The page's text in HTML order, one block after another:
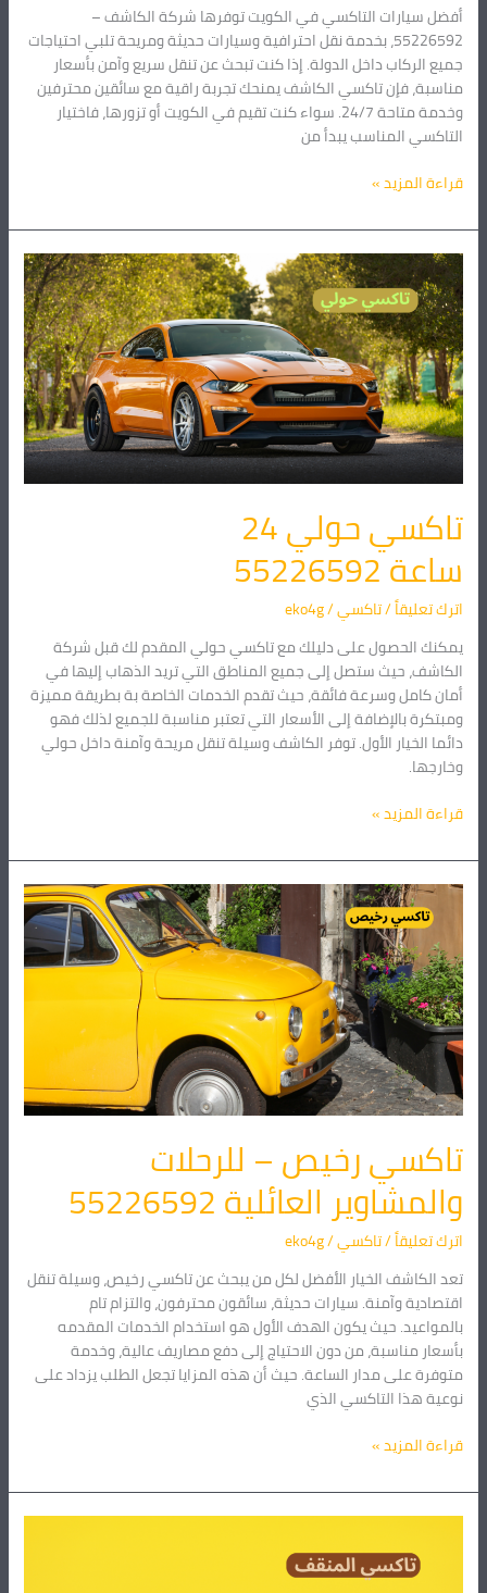
أفضل سيارات التاكسي في الكويت توفرها شركة الكاشف –
55226592، بخدمة نقل احترافية وسيارات حديثة ومريحة تلبي احتياجات
جميع الركاب داخل الدولة. إذا كنت تبحث عن تنقل سريع وآمن بأسعار
مناسبة، فإن تاكسي الكاشف يمنحك تجربة راقية مع سائقين محترفين
وخدمة متاحة 24/7. سواء كنت تقيم في الكويت أو تزورها، فاختيار
التاكسي المناسب يبدأ من
قراءة المزيد »
تاكسي حولي 24
ساعة 55226592
اترك تعليقاً/تاكسي/
eko4g
يمكنك الحصول على دليلك مع تاكسي حولي المقدم لك قبل شركة
الكاشف، حيث ستصل إلى جميع المناطق التي تريد الذهاب إليها في
أمان كامل وسرعة فائقة، حيث تقدم الخدمات الخاصة بة بطريقة مميزة
ومبتكرة بالإضافة إلى الأسعار التي تعتبر مناسبة للجميع لذلك فهو
دائما الخيار الأول. توفر الكاشف وسيلة تنقل مريحة وآمنة داخل حولي
وخارجها.
تاكسي
حولي
24
ساعة 55226592
قراءة المزيد »
تاكسي رخيص – للرحلات
والمشاوير العائلية 55226592
اترك تعليقاً/تاكسي/
eko4g
تعد الكاشف الخيار الأفضل لكل من يبحث عن تاكسي رخيص، وسيلة تنقل
اقتصادية وآمنة. سيارات حديثة، سائقون محترفون، والتزام تام
بالمواعيد. حيث يكون الهدف الأول هو استخدام الخدمات المقدمه
بأسعار مناسبة، من دون الاحتياج إلى دفع مصاريف عالية، وخدمة
متوفرة على مدار الساعة. حيث أن هذه المزايا تجعل الطلب يزداد على
نوعية هذا التاكسي الذي
تاكسي
رخيص
للرحلات
والمشاوير
العائلية
55226592
قراءة المزيد »
المنقف